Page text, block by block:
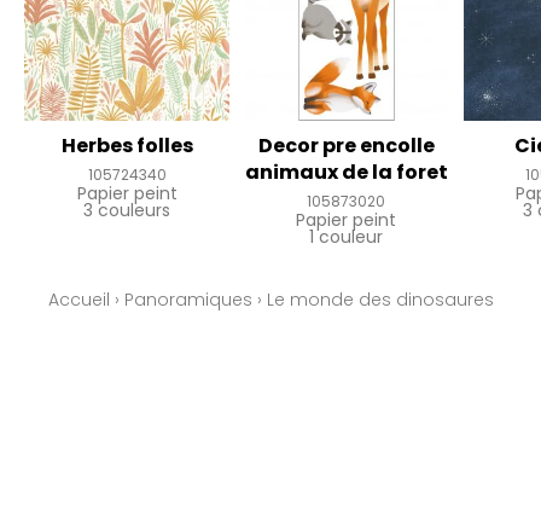
Herbes folles
105724340
Papier peint
3 couleurs
Decor pre encolle
animaux de la foret
105873020
Papier peint
1 couleur
3
Accueil › Panoramiques › Le monde des dinosaures